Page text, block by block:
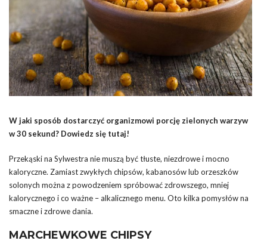
W jaki sposób dostarczyć organizmowi porcję zielonych warzyw
w 30 sekund? Dowiedz się tutaj!
Przekąski na Sylwestra nie muszą być tłuste, niezdrowe i mocno
kaloryczne. Zamiast zwykłych chipsów, kabanosów lub orzeszków
solonych można z powodzeniem spróbować zdrowszego, mniej
kalorycznego i co ważne – alkalicznego menu. Oto kilka pomysłów na
smaczne i zdrowe dania.
MARCHEWKOWE CHIPSY